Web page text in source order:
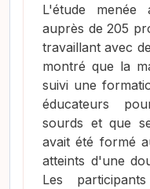
L'étude menée
auprès de 205
travaillant avec
montré que la
suivi une
éducateurs
sourds et que
avait été formé
atteints d'une
Les